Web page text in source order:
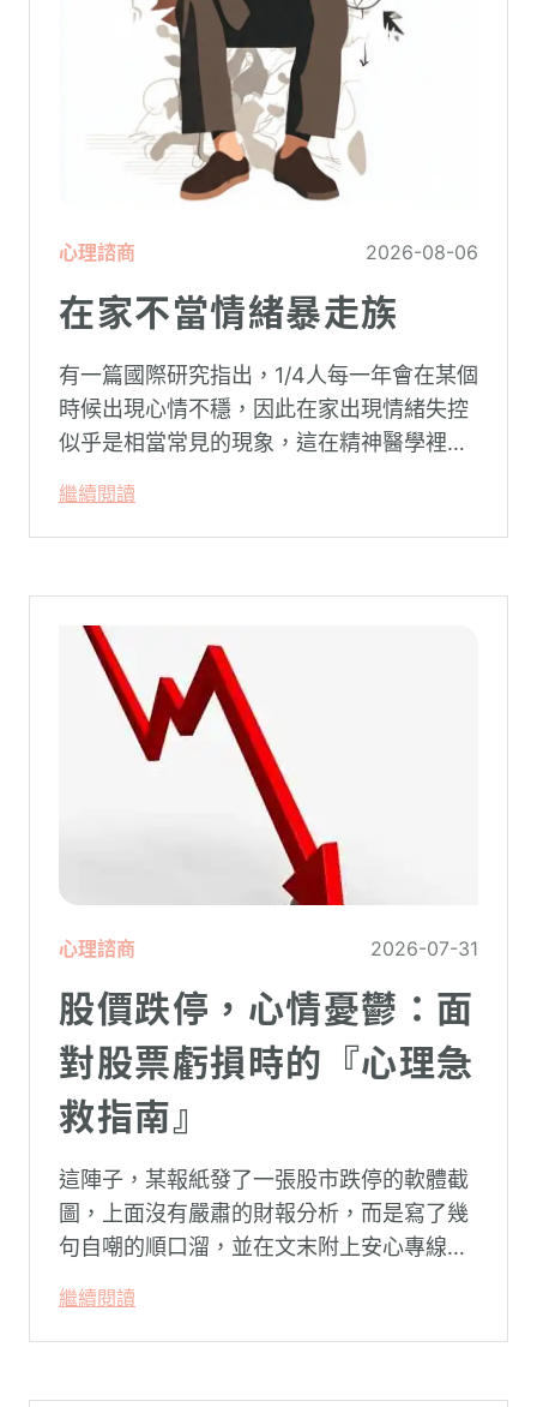
心理諮商 2026-08-06
在家不當情緒暴走族
有一篇國際研究指出，1/4人每一年會在某個
時候出現心情不穩，因此在家出現情緒失控
似乎是相當常見的現象，這在精神醫學裡不
系統在長久使用之下，突然在某一次需要處
理更高層次的資料時，電腦呈現當機現象，
造成重大影響。
繼續閱讀
心理諮商 2026-07-31
股價跌停，心情憂鬱：面
對股票虧損時的『心理急
救指南』
這陣子，某報紙發了一張股市跌停的軟體截
圖，上面沒有嚴肅的財報分析，而是寫了幾
句自嘲的順口溜，並在文末附上安心專線與
被廣泛轉載。對許多投資人而言，螢幕上下
跌的數字背後，實質連結的是個人的財務壓
繼續閱讀